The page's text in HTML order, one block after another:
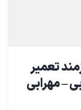
تعمیر
– مهرابی